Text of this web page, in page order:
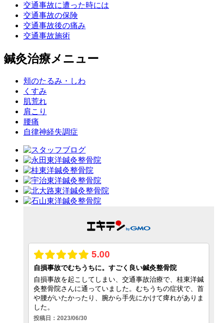
交通事故に遭った時には
交通事故の保険
交通事故後の痛み
交通事故施術
鍼灸治療メニュー
頬のたるみ・しわ
くすみ
肌荒れ
肩こり
腰痛
自律神経失調症